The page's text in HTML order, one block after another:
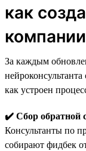
как
компании
За каждым
как устроен
✔️ Сбор обратной
Консультанты по
собирают фидбек